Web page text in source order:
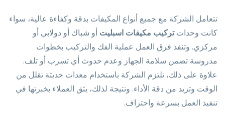
تتعامل الشركة مع جميع أنواع المكيفات بدقة وكفاءة عالية، سواء
كانت وحداتتركيب مكيفات اسبليت أو شباك أو دولابي أو
مركزي. وتنفذ فرق العمل عملية الفك والتركيب بخطوات
مدروسة تضمن سلامة الجهاز وعدم حدوث أي تسرب أو تلف.
علاوة على ذلك، تلتزم الشركة باستخدام معدات حديثة تقلل من
الوقت وتزيد من دقة الأداء. ونتيجة لذلك، يثق العملاء بخبرتها في
تنفيذ العمل بسرعة واحتراف.